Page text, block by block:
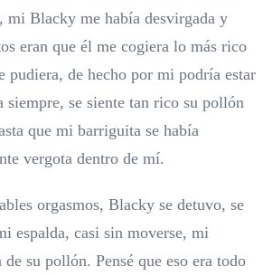
mi Blacky me había desvirgada y
eran que él me cogiera lo más rico
pudiera, de hecho por mi podría estar
siempre, se siente tan rico su pollón
que mi barriguita se había
vergota dentro de mí.
orgasmos, Blacky se detuvo, se
espalda, casi sin moverse, mi
su pollón. Pensé que eso era todo